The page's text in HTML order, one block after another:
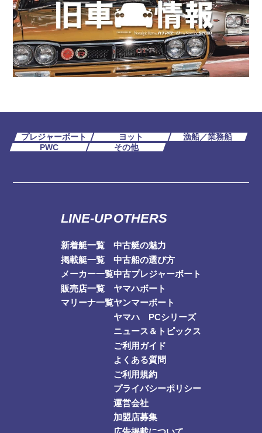
プレジャーボート ヨット
漁船／業務船
PWC
その他
LINE-UP
新着艇一覧
掲載艇一覧
メーカー一覧
販売店一覧
マリーナ一覧
OTHERS
中古艇の魅力
中古船の選び方
中古プレジャーボート
ヤマハボート
ヤンマーボート
ヤマハ PCシリーズ
ニュース＆トピックス
ご利用ガイド
よくある質問
ご利用規約
プライバシーポリシー
運営会社
加盟店募集